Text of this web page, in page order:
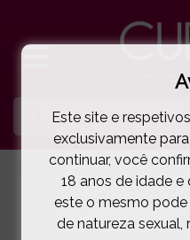
FRIENDS - PARÓDIA SEXUAL( 35-9661 )
Este site e
exclusivamente
continuar, você
18 anos de idade
este o mesmo
de natureza sexual,